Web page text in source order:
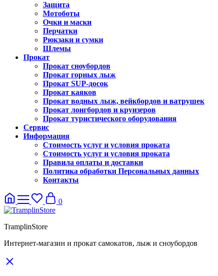
Защита
Мотоботы
Очки и маски
Перчатки
Рюкзаки и сумки
Шлемы
Прокат
Прокат сноубордов
Прокат горных лыж
Прокат SUP-досок
Прокат каяков
Прокат водных лыж, вейкбордов и ватрушек
Прокат лонгбордов и круизеров
Прокат туристического оборудования
Сервис
Информация
Стоимость услуг и условия проката
Стоимость услуг и условия проката
Правила оплаты и доставки
Политика обработки Персональных данных
Контакты
0
TramplinStore
Интернет-магазин и прокат самокатов, лыж и сноубордов